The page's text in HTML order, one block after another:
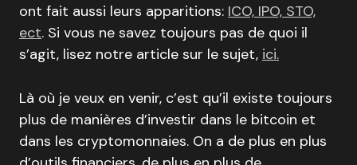
ont fait aussi leurs apparitions: ICO, IPO, STO,
ect. Si vous ne savez toujours pas de quoi il
s’agit, lisez notre article sur le sujet, ici.
Là où je veux en venir, c’est qu’il existe toujours
plus de manières d’investir dans le bitcoin et
dans les cryptomonnaies. On a de plus en plus